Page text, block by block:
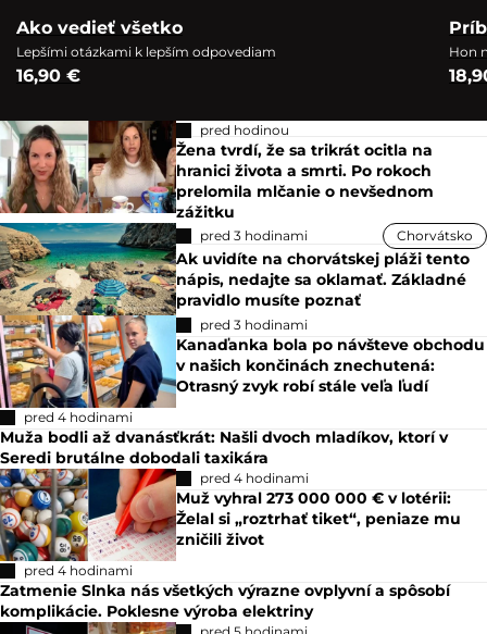
Ako vedieť všetko
Lepšími otázkami k lepším odpovediam
16,90 €
Hon
pred hodinou
Žena tvrdí, že sa trikrát ocitla na
hranici života a smrti. Po rokoch
prelomila mlčanie o nevšednom
zážitku
pred 3 hodinami Chorvátsko
Ak uvidíte na chorvátskej pláži tento
nápis, nedajte sa oklamať. Základné
pravidlo musíte poznať
pred 3 hodinami
Kanaďanka bola po návšteve obchodu
v našich končinách znechutená:
Otrasný zvyk robí stále veľa ľudí
pred 4 hodinami
Muža bodli až dvanásťkrát: Našli dvoch mladíkov, ktorí v
Seredi brutálne dobodali taxikára
pred 4 hodinami
Muž vyhral 273 000 000 € v lotérii:
Želal si „roztrhať tiket“, peniaze mu
zničili život
pred 4 hodinami
Zatmenie Slnka nás všetkých výrazne ovplyvní a spôsobí
komplikácie. Poklesne výroba elektriny